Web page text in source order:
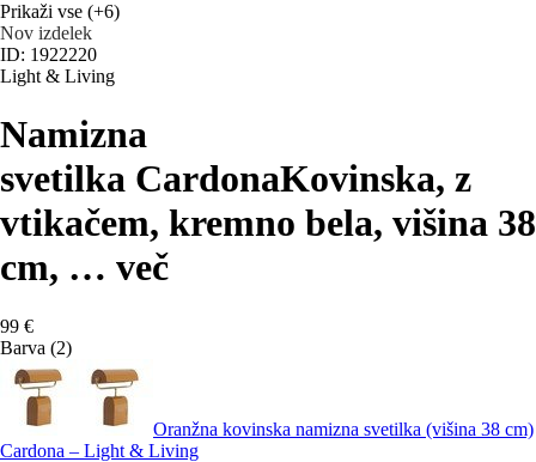
Prikaži vse (+6)
Nov izdelek
ID: 1922220
Light & Living
Namizna
svetilka CardonaKovinska, z
vtikačem, kremno bela, višina 38
cm, … več
99 €
Barva (2)
Oranžna kovinska namizna svetilka (višina 38 cm)
Cardona – Light & Living